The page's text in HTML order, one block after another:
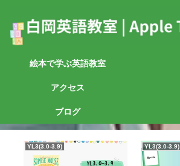
絵本で学ぶ英語教室
アクセス
ブログ
YL3(3.0-3.9) YL3(3.0-3.9)